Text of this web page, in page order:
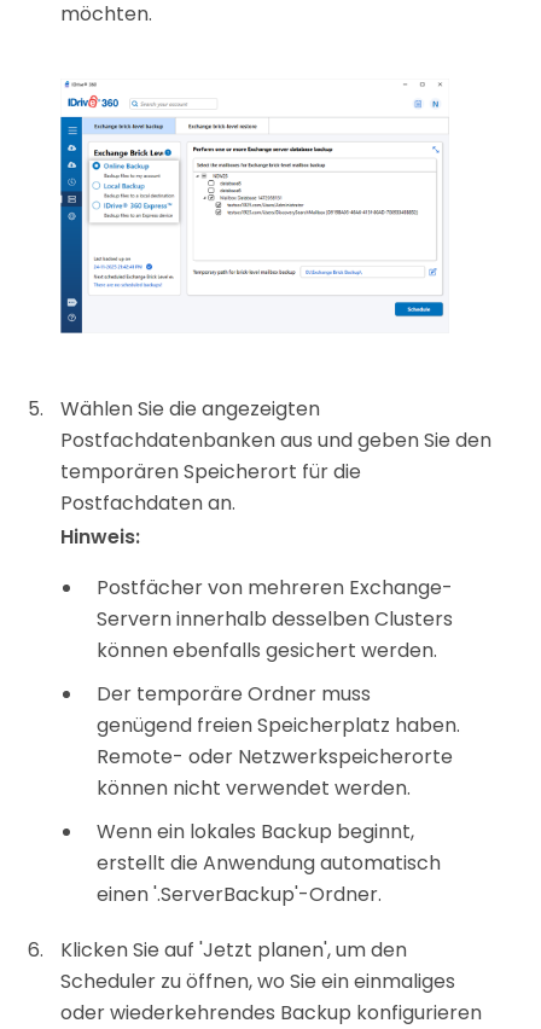
möchten.
Wählen Sie die angezeigten
Postfachdatenbanken aus und geben Sie den
temporären Speicherort für die
Postfachdaten an.
Hinweis:
Postfächer von mehreren Exchange-
Servern innerhalb desselben Clusters
können ebenfalls gesichert werden.
Der temporäre Ordner muss
genügend freien Speicherplatz haben.
Remote- oder Netzwerkspeicherorte
können nicht verwendet werden.
Wenn ein lokales Backup beginnt,
erstellt die Anwendung automatisch
einen '.ServerBackup'-Ordner.
Klicken Sie auf 'Jetzt planen', um den
Scheduler zu öffnen, wo Sie ein einmaliges
oder wiederkehrendes Backup konfigurieren